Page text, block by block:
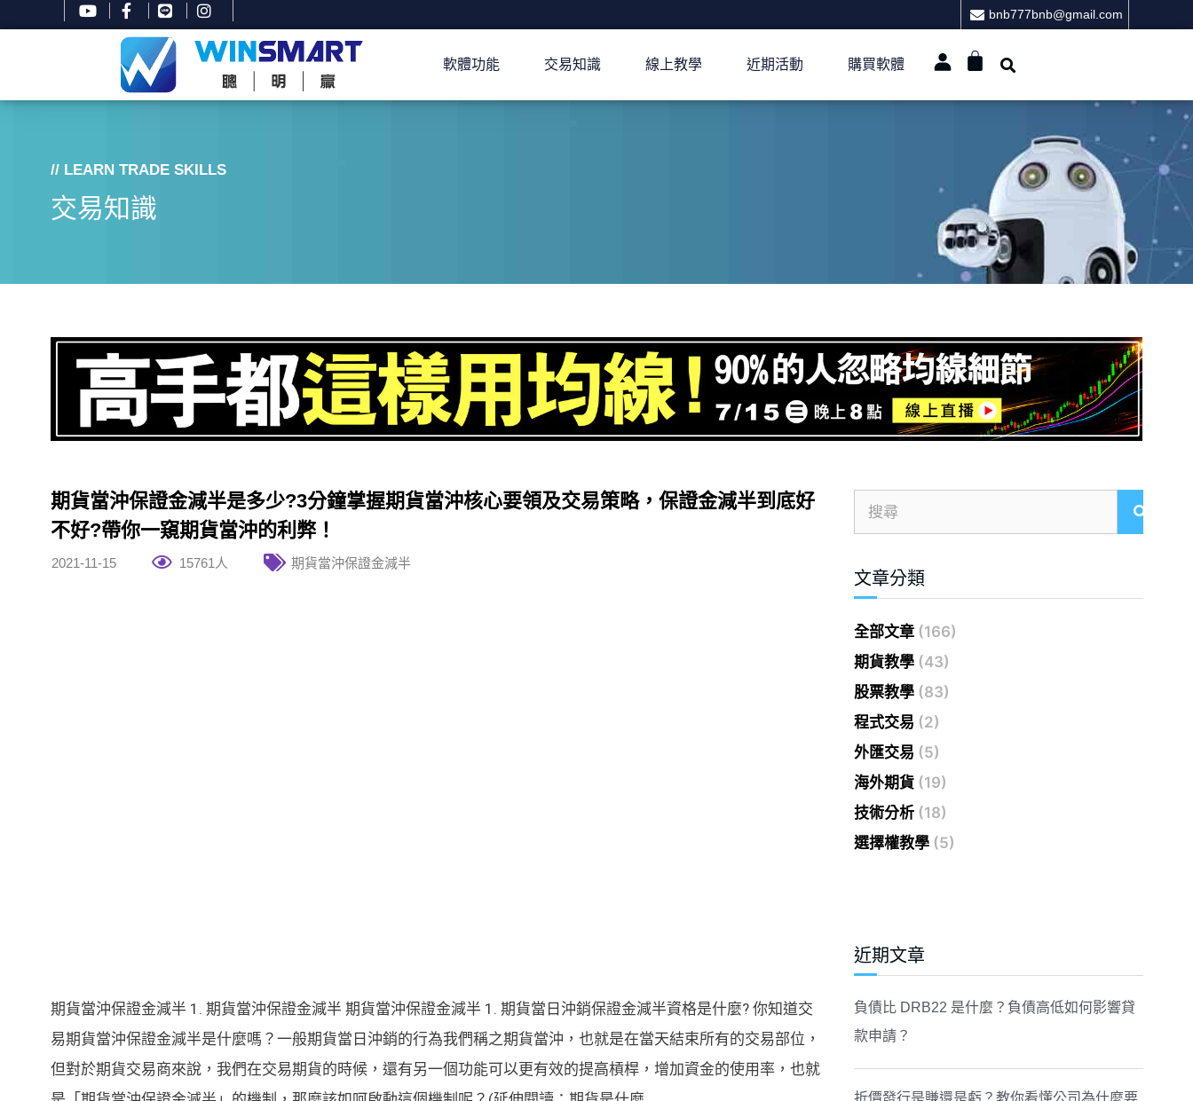
bnb777bnb@gmail.com
軟體功能 交易知識 線上教學 近期活動 購買軟體
// LEARN TRADE SKILLS
交易知識
期貨當沖保證金減半是多少?3分鐘掌握期貨當沖核心要領及交易策略，保證金減半到底好
不好?帶你一窺期貨當沖的利弊！
2021-11-15 15761人 期貨當沖保證金減半
期貨當沖保證金減半 1. 期貨當沖保證金減半 期貨當沖保證金減半 1. 期貨當日沖銷保證金減半資格是什麼? 你知道交
易期貨當沖保證金減半是什麼嗎？一般期貨當日沖銷的行為我們稱之期貨當沖，也就是在當天結束所有的交易部位，
但對於期貨交易商來說，我們在交易期貨的時候，還有另一個功能可以更有效的提高槓桿，增加資金的使用率，也就
文章分類
全部文章 (166)
期貨教學 (43)
股票教學 (83)
程式交易 (2)
外匯交易 (5)
海外期貨 (19)
技術分析 (18)
選擇權教學 (5)
近期文章
負債比 DRB22 是什麼？負債高低如何影響貸
款申請？